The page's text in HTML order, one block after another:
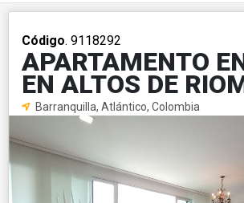
Código. 9118292
APARTAMENTO
EN ALTOS DE
Barranquilla, Atlántico, Colombia